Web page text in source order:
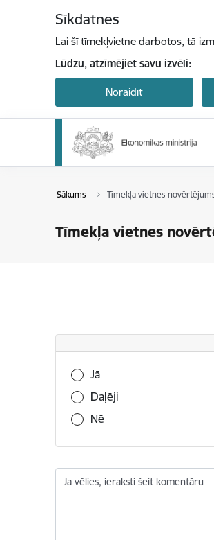
Sīkdatnes
Lai šī tīmekļvietne darbotos, tā
Lūdzu, atzīmējiet savu izvēli:
Noraidīt
Sākums Tīmekļa vietnes
Tīmekļa vietnes
Vai šī informācija bija
Jā
Daļēji
Nē
Ja vēlies, ieraksti šeit komentāru